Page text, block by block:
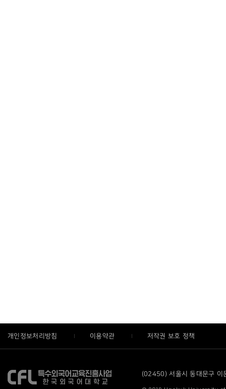
개인정보처리방침 이용약관 저작권 보호 정책
(02450) 서울시 동대문구